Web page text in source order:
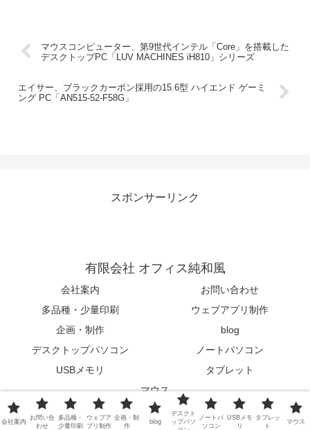
マウスコンピューター、第9世代インテル「Core」を搭載した
デスクトップPC「LUV MACHINES iH810」シリーズ
エイサー、ブラックカーボン採用の15.6型 ハイエンド ゲーミ
ング PC「AN515-52-F58G」
スポンサーリンク
有限会社 オフィス純和風
会社案内
お問い合わせ
多品種・少量印刷
ウェブアプリ制作
企画・制作
blog
デスクトップパソコン
ノートパソコン
USBメモリ
タブレット
マウス
© 2015-2026 有限会社 オフィス純和風.
会社案内
お問い合
わせ
多品種・
少量印刷
ウェブア
プリ制作
企画・制
作
blog
デスクト
ップパソ
ノートパ
ソコン
USBメモ
リ
タブレッ
ト
マウス